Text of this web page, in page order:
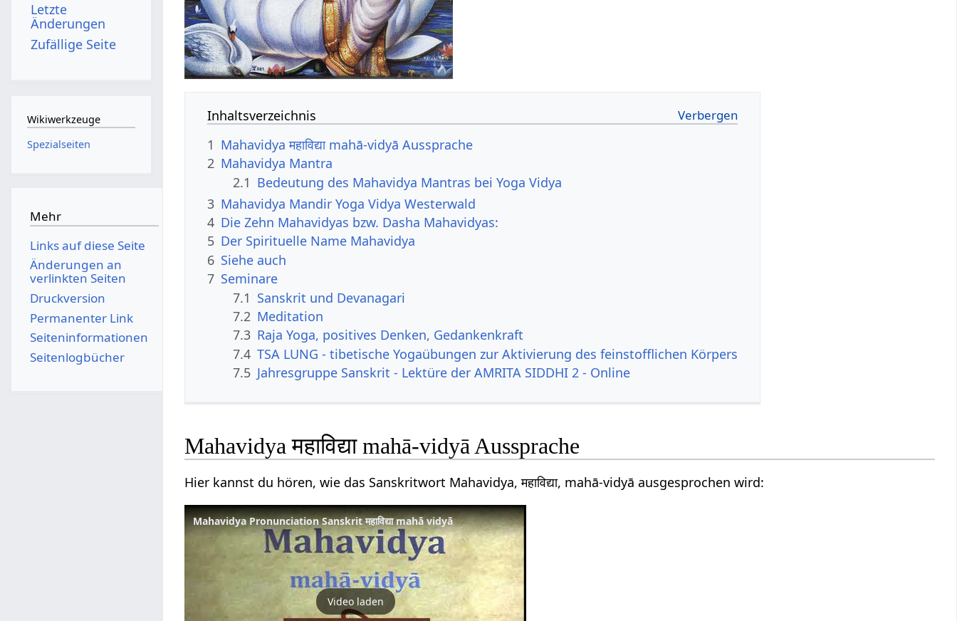
Inhaltsverzeichnis
1 Mahavidya महाविद्या mahā-vidyā Aussprache
2 Mahavidya Mantra
2.1 Bedeutung des Mahavidya Mantras bei Yoga Vidya
3 Mahavidya Mandir Yoga Vidya Westerwald
4 Die Zehn Mahavidyas bzw. Dasha Mahavidyas:
5 Der Spirituelle Name Mahavidya
6 Siehe auch
7 Seminare
7.1 Sanskrit und Devanagari
7.2 Meditation
7.3 Raja Yoga, positives Denken, Gedankenkraft
7.4 TSA LUNG - tibetische Yogaübungen zur Aktivierung des feinstofflichen Körpers
7.5 Jahresgruppe Sanskrit - Lektüre der AMRITA SIDDHI 2 - Online
Mahavidya महाविद्या mahā-vidyā Aussprache
Hier kannst du hören, wie das Sanskritwort Mahavidya, महाविद्या, mahā-vidyā ausgesprochen wird:
Mahavidya Pronunciation Sanskrit महाविद्या mahā vidyā
Video laden
Letzte
Änderungen
Zufällige Seite
Wikiwerkzeuge
Spezialseiten
Mehr
Links auf diese Seite
Änderungen an
verlinkten Seiten
Druckversion
Permanenter Link
Seiten­­informationen
Seitenlogbücher